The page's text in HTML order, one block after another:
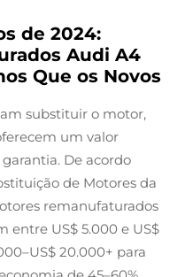
de 2024:
Audi A4
Que os Novos
substituir o motor,
um valor
De acordo
de Motores da
remanufaturados
US$ 5.000 e US$
20.000+ para